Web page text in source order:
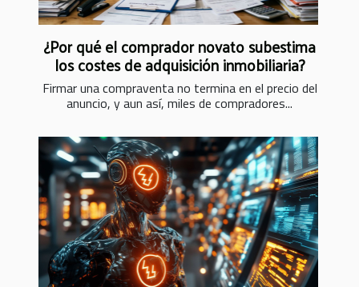
¿Por qué el comprador novato subestima
los costes de adquisición inmobiliaria?
Firmar una compraventa no termina en el precio del
anuncio, y aun así, miles de compradores...